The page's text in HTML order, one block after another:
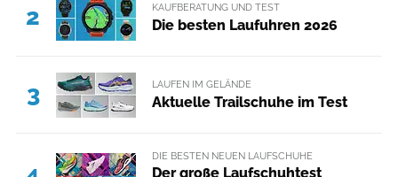
2 KAUFBERATUNG UND TEST
Die besten Laufuhren 2026
3 LAUFEN IM GELÄNDE
Aktuelle Trailschuhe im Test
DIE BESTEN NEUEN LAUFSCHUHE
Der große Laufschuhtest